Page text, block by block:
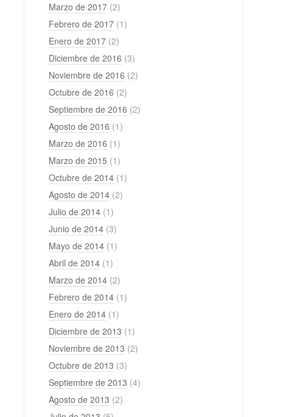
Marzo de 2017 (2)
Febrero de 2017 (1)
Enero de 2017 (2)
Diciembre de 2016 (3)
Noviembre de 2016 (2)
Octubre de 2016 (2)
Septiembre de 2016 (2)
Agosto de 2016 (1)
Marzo de 2016 (1)
Marzo de 2015 (1)
Octubre de 2014 (1)
Agosto de 2014 (2)
Julio de 2014 (1)
Junio de 2014 (3)
Mayo de 2014 (1)
Abril de 2014 (1)
Marzo de 2014 (2)
Febrero de 2014 (1)
Enero de 2014 (1)
Diciembre de 2013 (1)
Noviembre de 2013 (2)
Octubre de 2013 (3)
Septiembre de 2013 (4)
Agosto de 2013 (2)